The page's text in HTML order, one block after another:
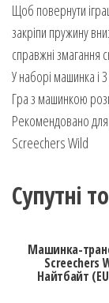
Щоб повернути
закрiпи пружину
справжні змагання
У наборі машинка і
Гра з машинкою
Рекомендовано для
Screechers Wild
Супутні
Машинка-
Screechers
Найтбайт